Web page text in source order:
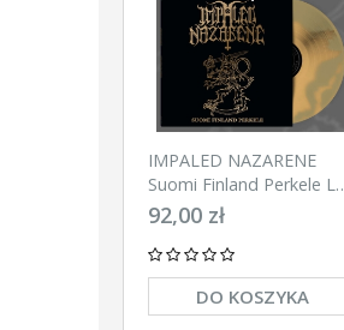
IMPALED NAZARENE
Suomi Finland Perkele LP
(SWIRL)
92,00 zł
DO KOSZYKA